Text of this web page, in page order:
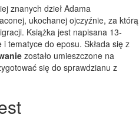
znanych dzieł Adama
ukochanej ojczyźnie, za którą
Książka jest napisana 13-
tematyce do eposu. Składa się z
zostało umieszczone na
się do sprawdzianu z